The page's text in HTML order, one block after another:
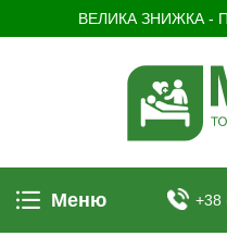
ВЕЛИКА ЗНИЖКА -
Меню +38